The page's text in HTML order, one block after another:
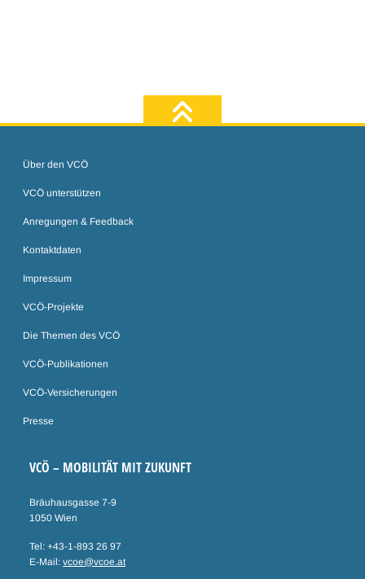
Über den VCÖ
VCÖ unterstützen
Anregungen & Feedback
Kontaktdaten
Impressum
VCÖ-Projekte
Die Themen des VCÖ
VCÖ-Publikationen
VCÖ-Versicherungen
Presse
VCÖ – MOBILITÄT MIT ZUKUNFT
Bräuhausgasse 7-9
1050 Wien
Tel: +43-1-893 26 97
E-Mail: vcoe@vcoe.at